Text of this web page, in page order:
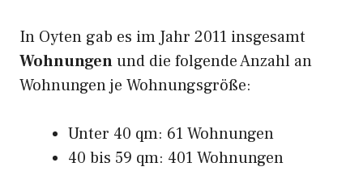
In Oyten gab es im Jahr 2011 insgesamt
Wohnungenund die folgende Anzahl an
Wohnungen je Wohnungsgröße:
Unter 40 qm: 61 Wohnungen
40 bis 59 qm: 401 Wohnungen